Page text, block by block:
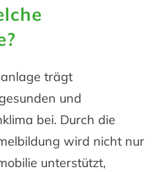
trägt
und
bei. Durch die
wird nicht nur
unterstützt,